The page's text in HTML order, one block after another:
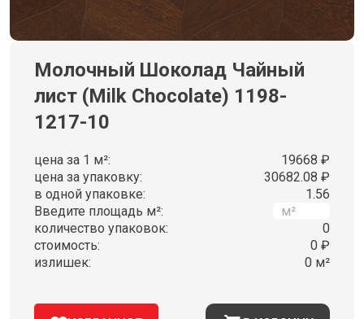
Молочный Шоколад Чайный
лист (Milk Chocolate) 1198-
1217-10
цена за 1 м²:
19668 ₽
цена за упаковку:
30682.08 ₽
в одной упаковке:
1.56
Введите площадь м²:
количество упаковок:
0
стоимость:
0 ₽
излишек:
0 м²